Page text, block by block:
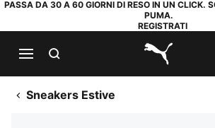
PASSA DA 30 A 60 GIORNI DI RESO IN UN CLICK.
PUMA.
REGISTRATI
PUMA.com
Sneakers Estive